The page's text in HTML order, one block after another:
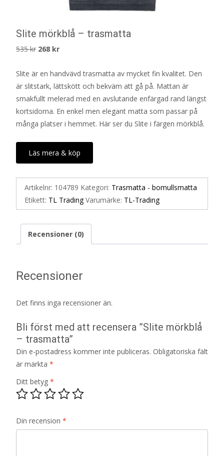
Slite mörkblå – trasmatta
535kr Det
priset
var:
535 kr.
268 krDet
priset
är:
268 kr.
Slite är en handvävd trasmatta av mycket fin kvalitet. Den
är slitstark, lättskött och bekväm att gå på. Mattan är
smakfullt melerad med en avslutande enfärgad rand längst
kortsidorna. En enkel men elegant matta som passar på
många platser i hemmet. Här ser du Slite i färgen mörkblå.
Läs mera & köp
Artikelnr: 104789 Kategori: Trasmatta - bomullsmatta
Etikett: TL Trading Varumärke: TL-Trading
Recensioner (0)
Recensioner
Det finns inga recensioner än.
Bli först med att recensera ”Slite mörkblå
– trasmatta”
Din e-postadress kommer inte publiceras. Obligatoriska fält
är märkta *
Ditt betyg *
Din recension *